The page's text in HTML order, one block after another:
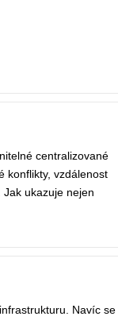
centralizované
konflikty, vzdálenost
ukazuje nejen
Navíc se